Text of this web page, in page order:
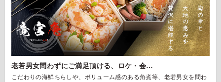
老若男女問わずにご満足頂ける、ロケ・会…
こだわりの海鮮ちらしや、ボリューム感のある角煮等、老若男女を問わ